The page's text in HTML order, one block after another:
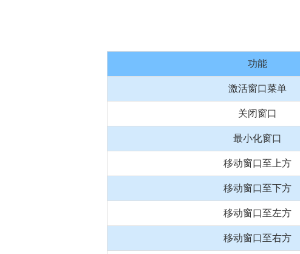
功能
激活窗口菜单
关闭窗口
最小化窗口
移动窗口至上方
移动窗口至下方
移动窗口至左方
移动窗口至右方